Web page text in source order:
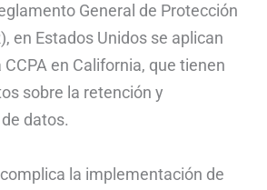
General de Protección
en Estados Unidos se aplican
en California, que tienen
sobre la retención y
datos.
la implementación de